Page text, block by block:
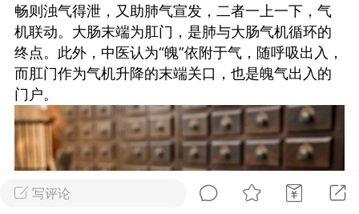
小海（HAi） 2
通：内经视角
养要义
0
女子五七，阳明脉衰：女性
养颜首重阳明胃经
写评论
畅则浊气得泄，又助肺气宣发，二者一上一下，气
机联动。大肠末端为肛门，是肺与大肠气机循环的
终点。此外，中医认为“魄”依附于气，随呼吸出入，
而肛门作为气机升降的末端关口，也是魄气出入的
门户。